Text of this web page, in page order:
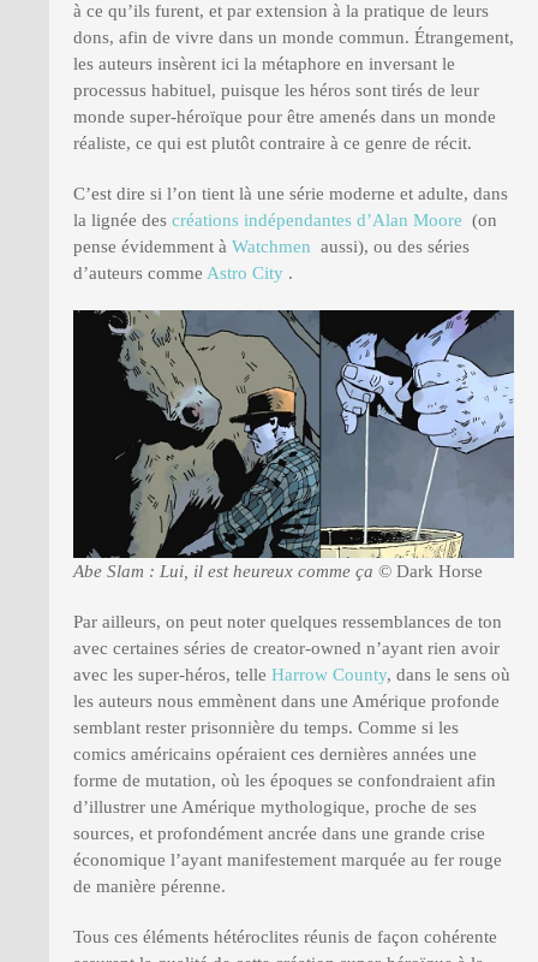
à ce qu’ils furent, et par extension à la pratique de leurs
dons, afin de vivre dans un monde commun. Étrangement,
les auteurs insèrent ici la métaphore en inversant le
processus habituel, puisque les héros sont tirés de leur
monde super-héroïque pour être amenés dans un monde
réaliste, ce qui est plutôt contraire à ce genre de récit.
C’est dire si l’on tient là une série moderne et adulte, dans
la lignée des créations indépendantes d’Alan Moore (on
pense évidemment à Watchmen aussi), ou des séries
d’auteurs comme Astro City .
Abe Slam : Lui, il est heureux comme ça © Dark Horse
Par ailleurs, on peut noter quelques ressemblances de ton
avec certaines séries de creator-owned n’ayant rien avoir
avec les super-héros, telle Harrow County, dans le sens où
les auteurs nous emmènent dans une Amérique profonde
semblant rester prisonnière du temps. Comme si les
comics américains opéraient ces dernières années une
forme de mutation, où les époques se confondraient afin
d’illustrer une Amérique mythologique, proche de ses
sources, et profondément ancrée dans une grande crise
économique l’ayant manifestement marquée au fer rouge
de manière pérenne.
Tous ces éléments hétéroclites réunis de façon cohérente